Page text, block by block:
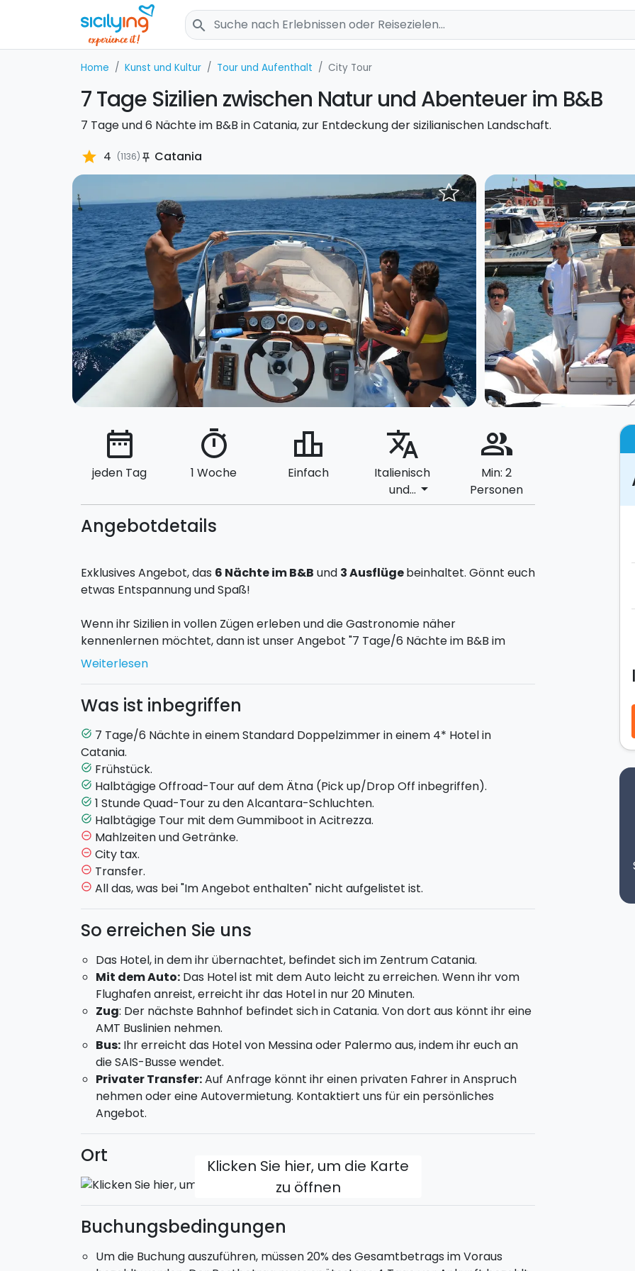
search
Home Kunst und Kultur Tour und Aufenthalt City Tour
7 Tage Sizilien zwischen Natur und Abenteuer im B&B
7 Tage und 6 Nächte im B&B in Catania, zur Entdeckung der sizilianischen Landschaft.
star 4 (1136) push_pin Catania
date_range
jeden Tag
timer
1 Woche
leaderboard
Einfach
translate
Italienisch
und... arrow_drop_down
people_alt
Min: 2
Personen
Angebotdetails
Exklusives Angebot, das 6 Nächte im B&B und 3 Ausflügebeinhaltet. Gönnt euch
etwas Entspannung und Spaß!
Wenn ihr Sizilien in vollen Zügen erleben und die Gastronomie näher
kennenlernen möchtet, dann ist unser Angebot "7 Tage/6 Nächte im B&B im
Zentrum Catanias" genau das Richtige für euch!
TAG 1
Check-in im B&B und Unterkunft im Doppelzimmer.
Freier Abend.
TAG 2
Frühstück im B&B.
Halbtägige Tour im Geländewagen auf dem Ätna
Geländewagens geht ihr auf Entdeckung antiker Lavaströme und Grotten auf
dem Ätna und besucht die Valle del Bove zusammen mit einem Guide.
TAG 3
Frühstück im B&B und freier Tag.
Tour durch Noto und Syrakus;
Tour im Gummiboot in Syrakus;
Sizilianischer Kochkurs;
Mit dem Pferd im Hinterland von Syrakus.
TAG 4
Frühstück im B&B.
1-stündige Quad Tour zur Alcantara Schlucht: Von den Alcantara-Schluchten
aus fahrt ihr auf Schotterstraßen und könnt die faszinierende Landschaft
bewundern. Ihr werdet das Wasser des Flusses überqueren und die im Laufe
der Jahre erodierte Schlucht entdecken.
Frühstück im B&B und freier Tag.
Hier sind einige unserer Tipps, wie ihr diesen Tag verbringen könnt:
Tour durch Catania;
Weiterlesen
Was ist inbegriffen
task_alt 7 Tage/6 Nächte in einem Standard Doppelzimmer in einem 4* Hotel in
Catania.
task_alt Frühstück.
task_alt Halbtägige Offroad-Tour auf dem Ätna (Pick up/Drop Off inbegriffen).
task_alt 1 Stunde Quad-Tour zu den Alcantara-Schluchten.
task_alt Halbtägige Tour mit dem Gummiboot in Acitrezza.
remove_circle_outline Mahlzeiten und Getränke.
remove_circle_outline City tax.
remove_circle_outline Transfer.
remove_circle_outline All das, was bei "Im Angebot enthalten" nicht aufgelistet ist.
So erreichen Sie uns
Das Hotel, in dem ihr übernachtet, befindet sich im Zentrum Catania.
Mit dem Auto:Das Hotel ist mit dem Auto leicht zu erreichen. Wenn ihr vom
Flughafen anreist, erreicht ihr das Hotel in nur 20 Minuten.
Zug: Der nächste Bahnhof befindet sich in Catania. Von dort aus könnt ihr eine
AMT Buslinien nehmen.
Bus:Ihr erreicht das Hotel von Messina oder Palermo aus, indem ihr euch an
die SAIS-Busse wendet.
Privater Transfer:Auf Anfrage könnt ihr einen privaten Fahrer in Anspruch
nehmen oder eine Autovermietung. Kontaktiert uns für ein persönliches
Angebot.
Ort
Klicken Sie hier, um die Karte
zu öffnen
Buchungsbedingungen
Um die Buchung auszuführen, müssen 20% des Gesamtbetrags im Voraus